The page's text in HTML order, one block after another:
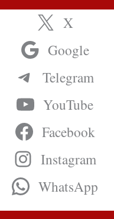
X
Google
Telegram
YouTube
Facebook
Instagram
WhatsApp